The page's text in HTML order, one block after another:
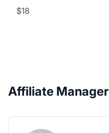
$18
Affiliate Manager